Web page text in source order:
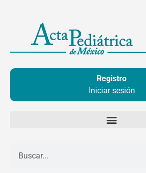
contenido
Registro
Iniciar sesión